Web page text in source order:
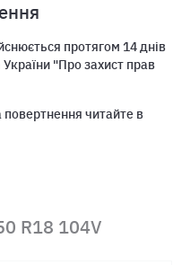
протягом 14 днів
України "Про захист прав
читайте в
R18 104V